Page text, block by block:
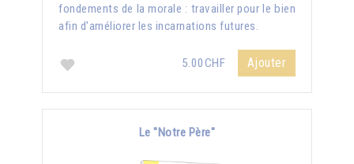
fondements de la morale : travailler pour le bien
afin d'améliorer les incarnations futures.
5.00CHF Ajouter
Le "Notre Père"